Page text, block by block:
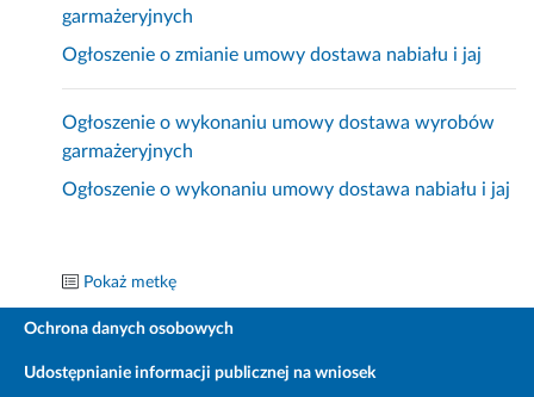
garmażeryjnych
Ogłoszenie o zmianie umowy dostawa nabiału i jaj
Ogłoszenie o wykonaniu umowy dostawa wyrobów
garmażeryjnych
Ogłoszenie o wykonaniu umowy dostawa nabiału i jaj
Pokaż metkę
Ochrona danych osobowych
Udostępnianie informacji publicznej na wniosek